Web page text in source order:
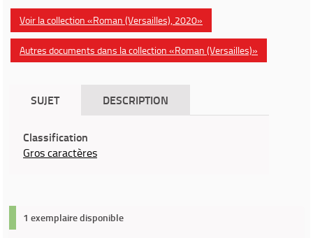
Voir la collection «Roman (Versailles), 2020»
Autres documents dans la collection «Roman (Versailles)»
SUJET DESCRIPTION
Classification
Gros caractères
1 exemplaire disponible